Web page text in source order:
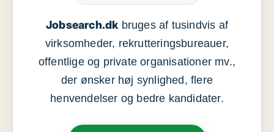
Jobsearch.dkbruges af tusindvis af
virksomheder, rekrutteringsbureauer,
offentlige og private organisationer mv.,
der ønsker høj synlighed, flere
henvendelser og bedre kandidater.